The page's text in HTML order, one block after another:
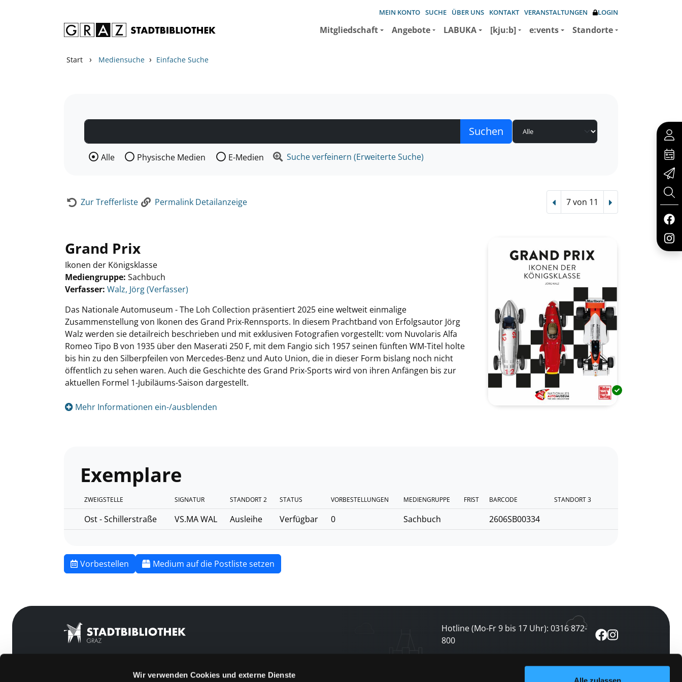
Wir verwenden Cookies und externe Dienste
MEIN KONTO SUCHE ÜBER UNS KONTAKT VERANSTALTUNGEN LOGIN
Mitgliedschaft Angebote LABUKA [kju:b] e:vents Standorte
Start › Mediensuche › Einfache Suche
Wählen Sie die Medienart nach der Sie suchen wollen.
Alle Physische Medien E-Medien Suche verfeinern (Erweiterte Suche)
Zur Trefferliste Permalink Detailanzeige Vorheriger Treffer
7 von 11 Nächster Treffer
Grand Prix
Ikonen der Königsklasse
Mediengruppe: Sachbuch
Verfasser: Suche nach diesem Verfasser
Walz, Jörg (Verfasser)
Das Nationale Automuseum - The Loh Collection präsentiert 2025 eine weltweit einmalige
Zusammenstellung von Ikonen des Grand Prix-Rennsports. In diesem Prachtband von Erfolgsautor Jörg
Walz werden sie detailreich beschrieben und mit exklusiven Fotografien vorgestellt: vom Nuvolaris Alfa
Romeo Tipo B von 1935 über den Maserati 250 F, mit dem Fangio sich 1957 seinen fünften WM-Titel holte
bis hin zu den Silberpfeilen von Mercedes-Benz und Auto Union, die in dieser Form bislang noch nicht
öffentlich zu sehen waren. Auch die Geschichte des Grand Prix-Sports wird von ihren Anfängen bis zur
aktuellen Formel 1-Jubiläums-Saison dargestellt.
Mehr Informationen ein-/ausblenden
Exemplare
ZWEIGSTELLE SIGNATUR STANDORT 2 STATUS VORBESTELLUNGEN MEDIENGRUPPE FRIST BARCODE STANDORT 3
Ost - Schillerstraße VS.MA WAL Ausleihe Verfügbar 0 Sachbuch 2606SB00334
Vorbestellen Medium auf die Postliste setzen
Hotline (Mo-Fr 9 bis 17 Uhr): 0316 872-
800
Feedback